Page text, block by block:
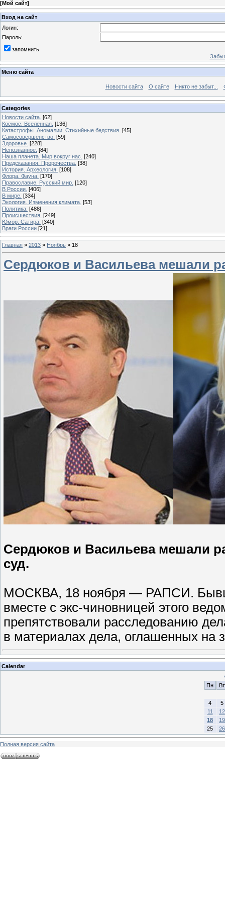
[Мой сайт]
Вход на сайт
Логин:
Пароль:
запомнить
Меню сайта
Новости сайта О сайте Никто не забыт...
Categories
Новости сайта. [62]
Космос. Вселенная. [136]
Катастрофы. Аномалии. Стихийные бедствия. [45]
Самосовершенство. [59]
Здоровье. [228]
Непознанное. [84]
Наша планета. Мир вокруг нас. [240]
Предсказания. Пророчества. [38]
История. Археология. [108]
Флора. Фауна. [170]
Православие. Русский мир. [120]
В России. [406]
В мире. [334]
Экология. Изменения климата. [53]
Политика. [488]
Происшествия. [249]
Юмор. Сатира. [340]
Враги России [21]
Главная » 2013 » Ноябрь » 18
Сердюков и Васильева мешали
Сердюков и Васильева мешали
суд.
МОСКВА, 18 ноября — РАПСИ.
вместе с экс-чиновницей этого
препятствовали расследованию
в материалах дела, оглашенных на
Calendar
Пн
Вт
4
5
11
12
18
19
25
26
Полная версия сайта